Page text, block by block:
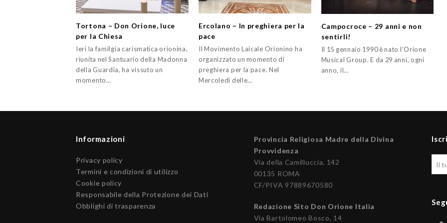
Tortona – Don Orione, luce
per la Chiesa
Ieri la familgia carismatica orionina,
riunita nel Santuario della Madonna
della Guardia, ha vissuto un
momento…
Ercolano – In preghiera per la
pace
Il Movimento Laicale Orionino ha
organizzato un momento di
preghiera per la pace. Nel
Mercoledì delle…
Campocroce – 29 anni e non
sentirli!
Il 15 gennaio 1990 è nato l’Orione
Musical Group. E da 29 anni, ogni
anno, il…
Informazioni
Privacy policy
Termini e condizioni di utilizzo
Cookie policy
Responsabile della Protezione dei Dati
Obblighi di trasparenza
Provincia Religiosa Madre della Divina
Provvidenza
Via della Camilluccia, 142
00135 ROMA
CF/PIVA 97889670580
Redazione Sito Don Orione Italia
Via Bartolomeo Bosco, 14